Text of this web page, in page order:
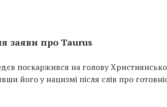
заяви про Taurus
поскаржився на голову
його у нацизмі після слів про